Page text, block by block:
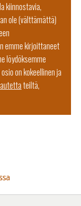
kiinnostavia,
ole (välttämättä)
emme kirjoittaneet
löydöksemme
on kokeellinen ja
teiltä,